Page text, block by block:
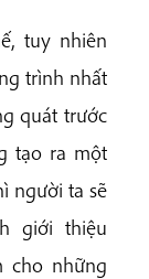
tuy nhiên
trình nhất
quát trước
tạo ra một
người ta sẽ
giới thiệu
cho những